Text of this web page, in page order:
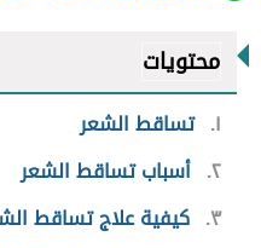
محتويات
١ تساقط الشعر
٢ أسباب تساقط الشعر
٣ كيفية علاج تساقط